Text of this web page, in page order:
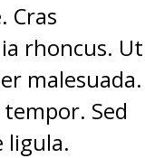
Cras
rhoncus. Ut
malesuada.
Sed
ligula.